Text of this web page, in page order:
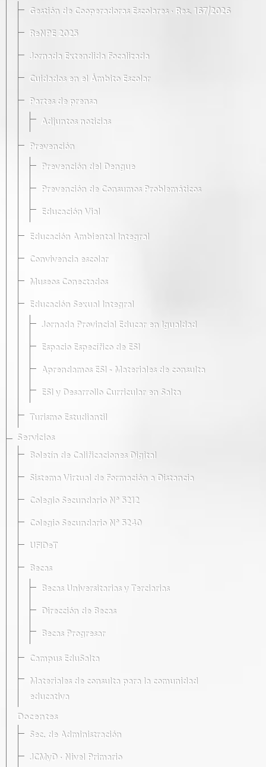
Gestión de Cooperadoras Escolares · Res. 167/2026
ReNPE 2025
Jornada Extendida Focalizada
Cuidados en el Ámbito Escolar
Partes de prensa
Adjuntos noticias
Prevención
Prevención del Dengue
Prevención de Consumos Problemáticos
Educación Vial
Educación Ambiental Integral
Convivencia escolar
Museos Conectados
Educación Sexual Integral
Jornada Provincial Educar en Igualdad
Espacio Específico de ESI
Aprendamos ESI - Materiales de consulta
ESI y Desarrollo Curricular en Salta
Turismo Estudiantil
Servicios
Boletín de Calificaciones Digital
Sistema Virtual de Formación a Distancia
Colegio Secundario Nº 5212
Colegio Secundario Nº 5240
UFIDeT
Becas
Becas Universitarias y Terciarias
Dirección de Becas
Becas Progresar
Campus EduSalta
Materiales de consulta para la comunidad
educativa
Docentes
Sec. de Administración
JCMyD · Nivel Primario